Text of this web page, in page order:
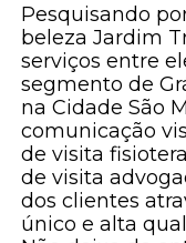
Pesquisando
beleza Jardim
serviços entre
segmento de
na Cidade São
comunicação
de visita
de visita
dos clientes
único e alta